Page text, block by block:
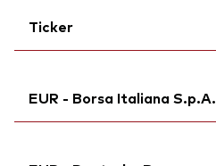
Ticker
Ticker di borsa:V3EA
ISIN:
IE000QUOSE01
EUR - Borsa Italiana S.p.A.